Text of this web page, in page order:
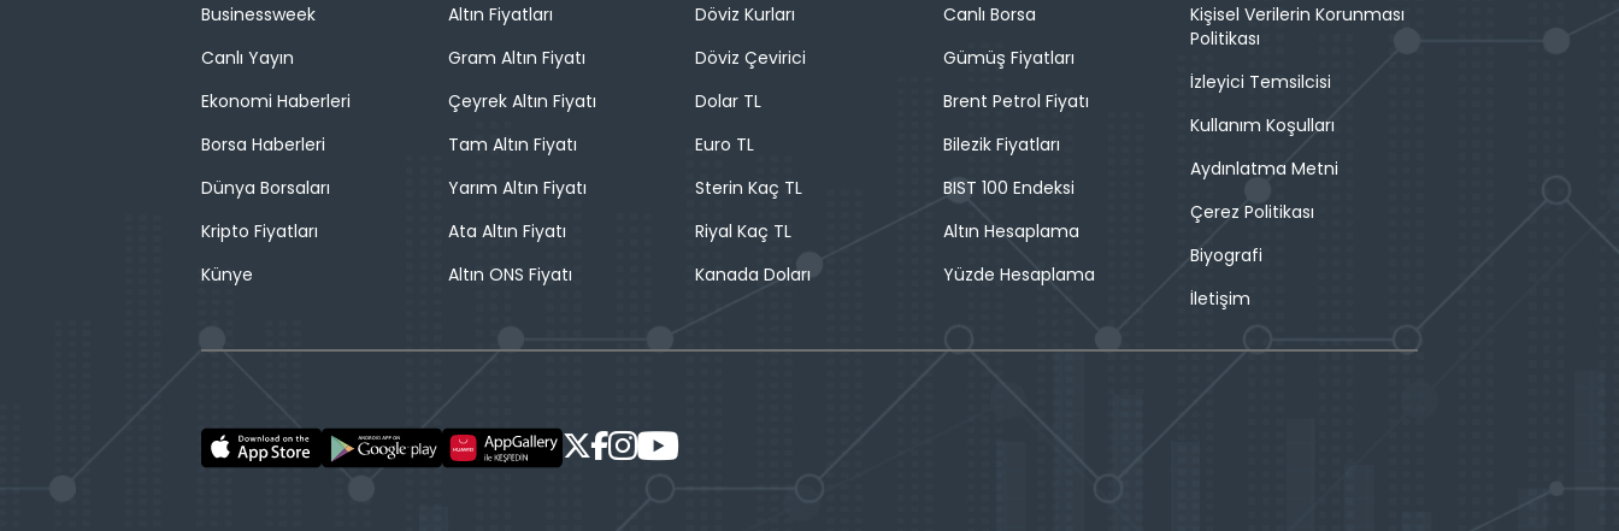
Businessweek
Canlı Yayın
Ekonomi Haberleri
Borsa Haberleri
Dünya Borsaları
Kripto Fiyatları
Künye
Altın Fiyatları
Gram Altın Fiyatı
Çeyrek Altın Fiyatı
Tam Altın Fiyatı
Yarım Altın Fiyatı
Ata Altın Fiyatı
Altın ONS Fiyatı
Döviz Kurları
Döviz Çevirici
Dolar TL
Euro TL
Sterin Kaç TL
Riyal Kaç TL
Kanada Doları
Canlı Borsa
Gümüş Fiyatları
Brent Petrol Fiyatı
Bilezik Fiyatları
BIST 100 Endeksi
Altın Hesaplama
Yüzde Hesaplama
Kişisel Verilerin Korunması
Politikası
İzleyici Temsilcisi
Kullanım Koşulları
Aydınlatma Metni
Çerez Politikası
Biyografi
İletişim